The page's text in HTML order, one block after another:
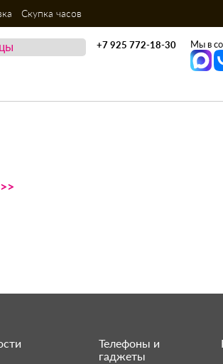
Скупка часов
+7 925 772-18-30 Мы в
Телефоны и
гаджеты